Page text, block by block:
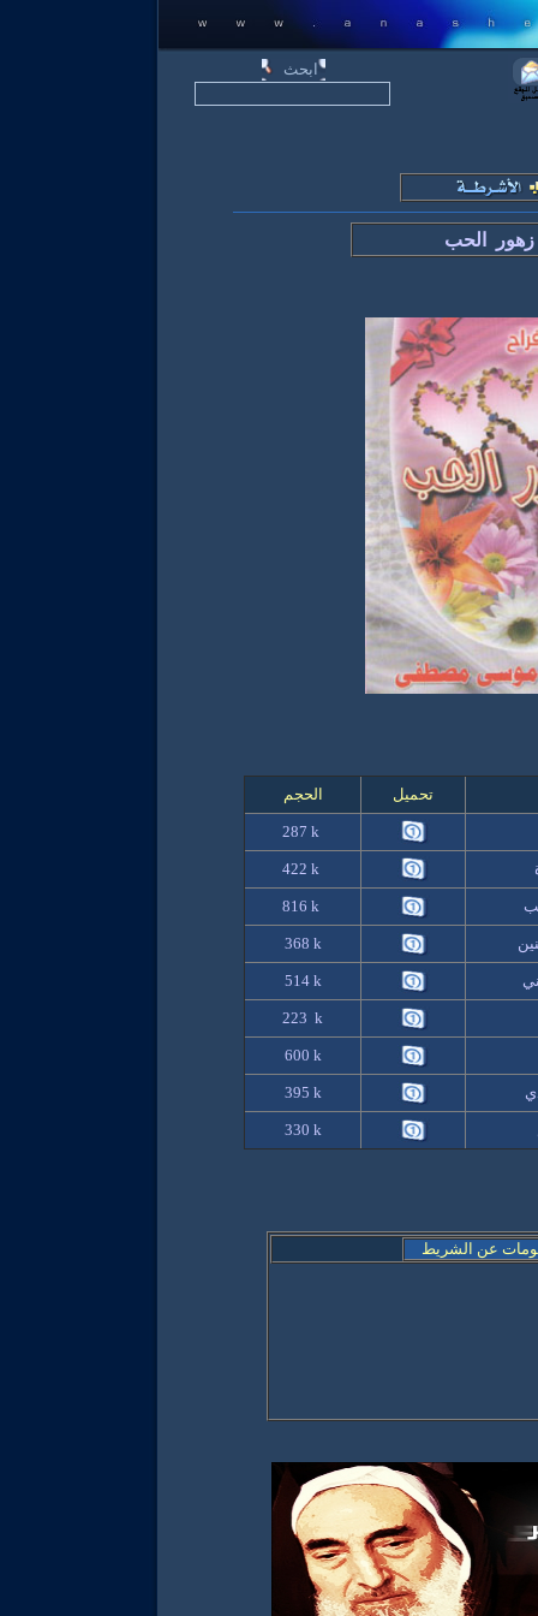
زهور الحب
الحجم تحميل
287 k
422 k
816 k
368 k
514 k
223 k
600 k
395 k
330 k
عن الشريط